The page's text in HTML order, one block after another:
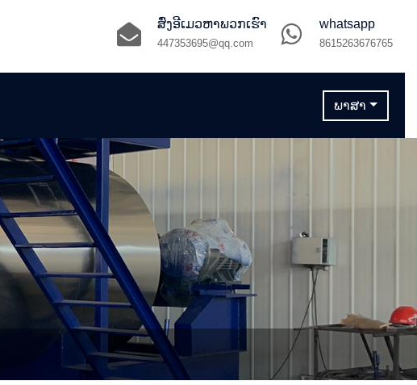
whatsapp
8615263676765
ສົ່ງອີເມວຫາພວກເຮົາ
447353695@qq.com
ພາສາ